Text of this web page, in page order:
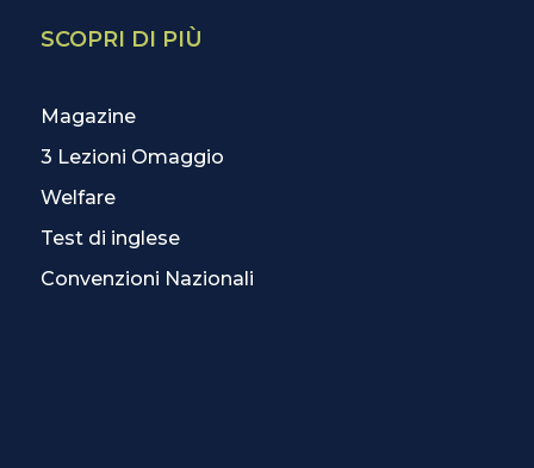
SCOPRI DI PIÙ
Magazine
3 Lezioni Omaggio
Welfare
Test di inglese
Convenzioni Nazionali